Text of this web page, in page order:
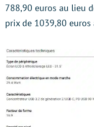
788,90 euros au lieu
prix de 1039,80